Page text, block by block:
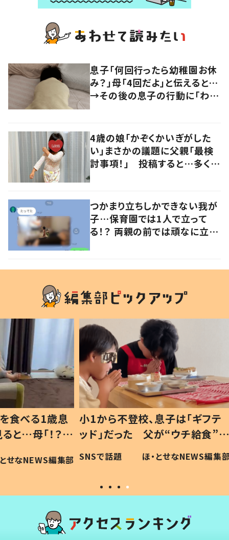
息子「何回行ったら幼稚園お休
み？」母「4回だよ」と伝えると…
→その後の息子の行動に「わか
4歳の娘「かぞくかいぎがした
い」まさかの議題に父親「最検
討事項！」 投稿すると…多くの
つかまり立ちしかできない我が
子…保育園では1人で立って
る！？ 両親の前では頑なに立た
歳息
？」
編集部
小1から不登校、息子は「ギフテ
ッド」だった 父が“ウチ給食”を
作り続ける理由とは #令和の親
#令和の子
SNSで話題 ほ・とせなNEWS編集部
ひ孫
が、抱
「涙
い」